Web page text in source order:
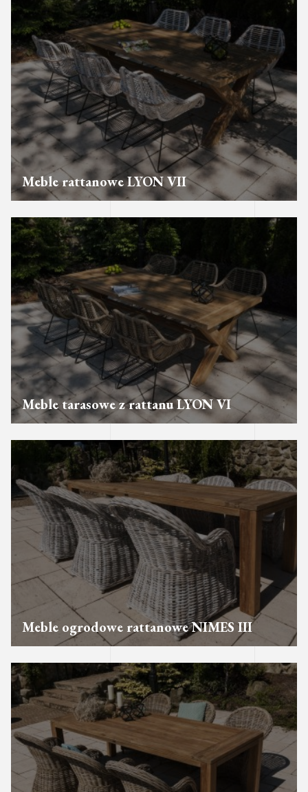
Meble rattanowe LYON VII
Meble tarasowe z rattanu LYON VI
Meble ogrodowe rattanowe NIMES III